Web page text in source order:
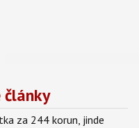
články
za 244 korun, jinde